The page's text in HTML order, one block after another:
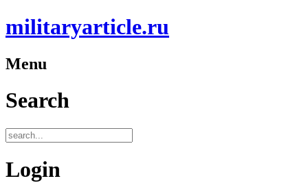
militaryarticle.ru
Menu
Search
Login